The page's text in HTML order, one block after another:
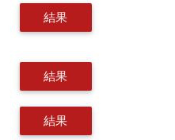
結果
結果
結果